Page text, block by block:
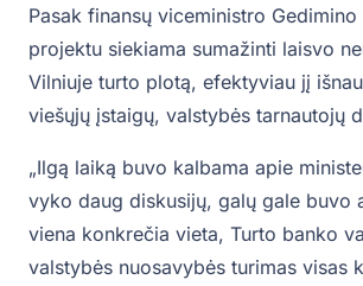
Pasak finansų viceministro
projektu siekiama sumažinti laisvo
Vilniuje turto plotą, efektyviau jį
viešųjų įstaigų, valstybės tarnautojų
„Ilgą laiką buvo kalbama apie
vyko daug diskusijų, galų gale buvo
viena konkrečia vieta, Turto banko
valstybės nuosavybės turimas visas